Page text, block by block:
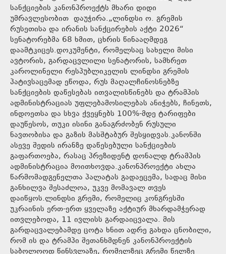
სანქციების კანონპროექტს მხარი დიდი
უმრავლესობით დაუჭირა.„ლინდსი ო. გრემის
რუსეთისა და ირანის სანქცირების აქტი 2026“
სენატორებმა 68 ხმით, ცხრის წინააღმდეგ
დაამტკიცეს.დოკუმენტი, რომელსაც სახელი მისი
ავტორის, გარდაცვლილი სენატორის, სამხრეთ
კაროლინელი რესპუბლიკელის ლინდსი გრემის
პატივსაცემად ეწოდა, რუს მაღალჩინოსნებზე
სანქციების დაწესებას ითვალისწინებს და ტრამპის
ადმინისტრაციას უფლებამოსილებას ანიჭებს, ჩინეთს,
ინდოეთსა და სხვა ქვეყნებს 100%-მდე ტარიფები
დაუწესოს, თუკი ისინი განაგრძობენ რუსული
ნავთობისა და გაზის მასშტაბურ შესყიდვას.კანონში
ასევე შედის ირანზე დაწესებული სანქციების
გაფართოება, რასაც პრეზიდენტ დონალდ ტრამპის
ადმინისტრაცია მოითხოვდა.კანონპროექტი ახლა
წარმომადგენელთა პალატას გადაეცემა, სადაც მისი
განხილვა შესაძლოა, უკვე მომავალ თვეს
დაიწყოს.ლინდსი გრემი, რომელიც კონგრესში
უკრაინის ერთ-ერთ ყველაზე აქტიურ მხარდამჭერად
ითვლებოდა, 11 ივლისს გარდაიცვალა. მის
გარდაცვალებამდე ცოტა ხნით ადრე გახდა ცნობილი,
რომ ის და ტრამპი შეთანხმდნენ კანონპროექტის
საბოლოოდ წინსვლაზე, რომელზეც გრემი წელზე